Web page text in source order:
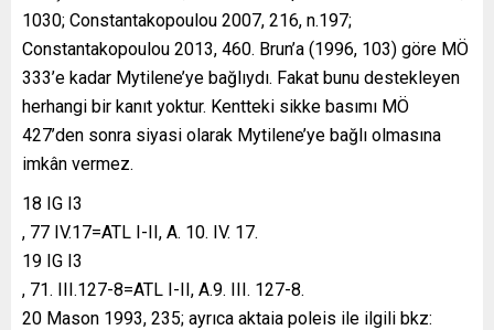
1030; Constantakopoulou 2007, 216, n.197;
Constantakopoulou 2013, 460. Brun’a (1996, 103) göre MÖ
333’e kadar Mytilene’ye bağlıydı. Fakat bunu destekleyen
herhangi bir kanıt yoktur. Kentteki sikke basımı MÖ
427’den sonra siyasi olarak Mytilene’ye bağlı olmasına
imkân vermez.
18 IG I3
, 77 IV.17=ATL I-II, A. 10. IV. 17.
19 IG I3
, 71. III.127-8=ATL I-II, A.9. III. 127-8.
20 Mason 1993, 235; ayrıca aktaia poleis ile ilgili bkz: